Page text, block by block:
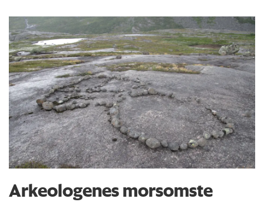
Arkeologenes morsomste